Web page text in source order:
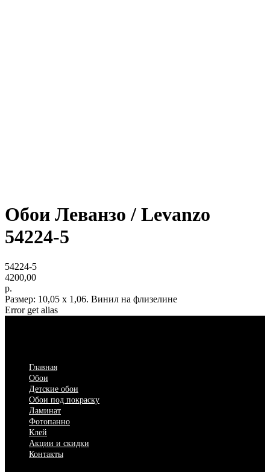
Обои Леванзо / Levanzo
54224-5
54224-5
4200,00
р.
Размер: 10,05 х 1,06. Винил на флизелине
Error get alias
Главная
Обои
Детские обои
Обои под покраску
Ламинат
Фотопанно
Клей
Акции и скидки
Контакты